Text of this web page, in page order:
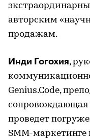
авторским
продажам.
Инди Гогохия,
Genius.Code,
сопровождающая
проведет
SMM-